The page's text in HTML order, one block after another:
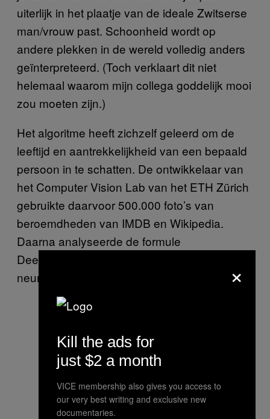
uiterlijk in het plaatje van de ideale Zwitserse
man/vrouw past. Schoonheid wordt op
andere plekken in de wereld volledig anders
geïnterpreteerd. (Toch verklaart dit niet
helemaal waarom mijn collega goddelijk mooi
zou moeten zijn.)
Het algoritme heeft zichzelf geleerd om de
leeftijd en aantrekkelijkheid van een bepaald
persoon in te schatten. De ontwikkelaar van
het Computer Vision Lab van het ETH Zürich
gebruikte daarvoor 500.000 foto’s van
beroemdheden van IMDB en Wikipedia.
Daarna analyseerde de formule
DeepExpectation, een combinatie van 20
neurale netwerken, de foto.
×
Kill the ads for
just $2 a month
VICE membership also gives you access to
our very best writing and exclusive new
documentaries.